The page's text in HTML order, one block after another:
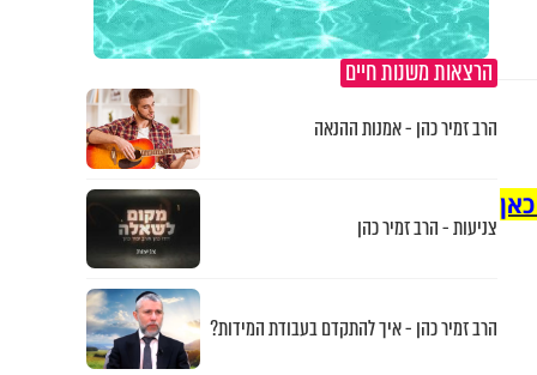
הרצאות משנות חיים
הרב זמיר כהן - אמנות ההנאה
צניעות - הרב זמיר כהן
הרב זמיר כהן - איך להתקדם בעבודת המידות?